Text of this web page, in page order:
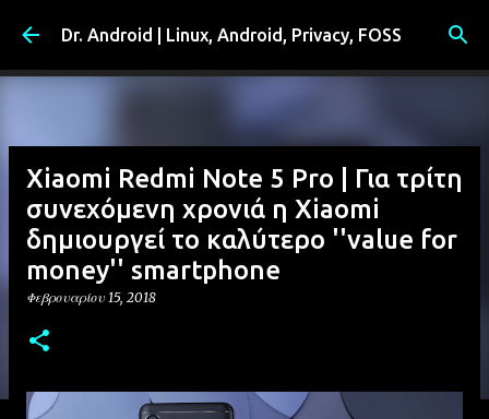
Μετάβαση στο κύριο περιεχόμενο
Dr. Android | Linux, Android, Privacy, FOSS
Xiaomi Redmi Note 5 Pro | Για τρίτη
συνεχόμενη χρονιά η Xiaomi
δημιουργεί το καλύτερο ''value for
money'' smartphone
Φεβρουαρίου 15, 2018